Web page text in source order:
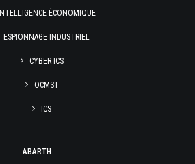
INTELLIGENCE ÉCONOMIQUE
ESPIONNAGE INDUSTRIEL
CYBER ICS
OCMST
ICS
ABARTH